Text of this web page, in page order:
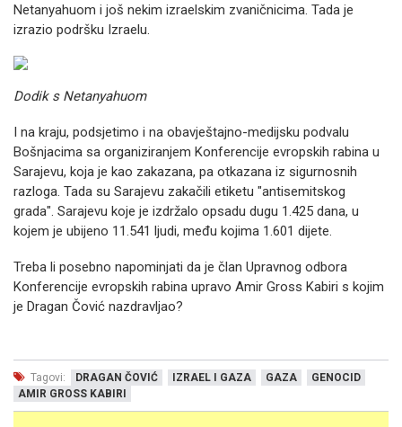
Netanyahuom i još nekim izraelskim zvaničnicima. Tada je
izrazio podršku Izraelu.
Dodik s Netanyahuom
I na kraju, podsjetimo i na obavještajno-medijsku podvalu
Bošnjacima sa organiziranjem Konferencije evropskih rabina u
Sarajevu, koja je kao zakazana, pa otkazana iz sigurnosnih
razloga. Tada su Sarajevu zakačili etiketu "antisemitskog
grada". Sarajevu koje je izdržalo opsadu dugu 1.425 dana, u
kojem je ubijeno 11.541 ljudi, među kojima 1.601 dijete.
Treba li posebno napominjati da je član Upravnog odbora
Konferencije evropskih rabina upravo Amir Gross Kabiri s kojim
je Dragan Čović nazdravljao?
Tagovi: DRAGAN ČOVIĆ IZRAEL I GAZA GAZA
GENOCID
AMIR GROSS KABIRI